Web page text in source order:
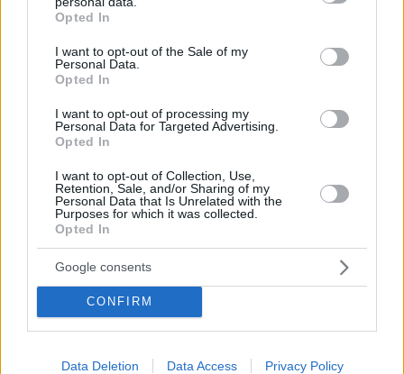
grant or deny consent to Google and its third-party tags to
use your data for below specified purposes in below Google
consent section.
Opted In
I want to opt-out of the Sale of my
Personal Data.
Opted In
I want to opt-out of processing my
Personal Data for Targeted Advertising.
Opted In
I want to opt-out of Collection, Use,
Retention, Sale, and/or Sharing of my
Personal Data that Is Unrelated with the
Purposes for which it was collected.
Opted In
Google consents
CONFIRM
Data Deletion Data Access Privacy Policy
Η σκυλίτσα που «πήρε πτυχίο» και η συγκινητική ιστορία της
- Η viral στιγμή σε βίντεο
21.05.2026, 16:31